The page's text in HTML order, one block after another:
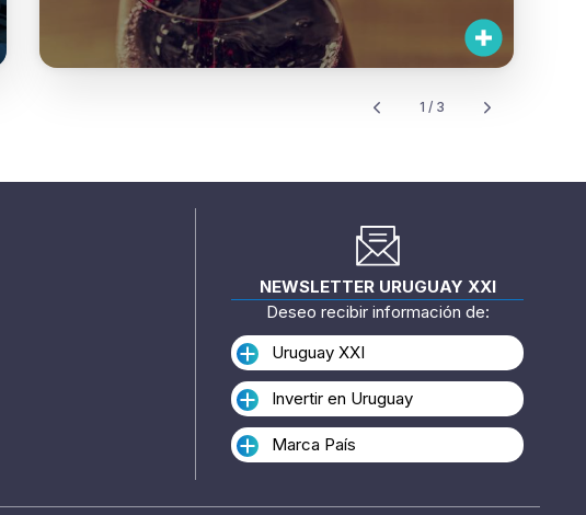
1 / 3
NEWSLETTER URUGUAY XXI
Deseo recibir información de:
Uruguay XXI
Invertir en Uruguay
Marca País